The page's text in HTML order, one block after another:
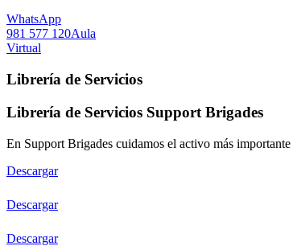
WhatsApp
981 577 120Aula
Virtual
Librería de Servicios
Librería de Servicios Support Brigades
En Support Brigades cuidamos el activo más
Descargar
Descargar
Descargar